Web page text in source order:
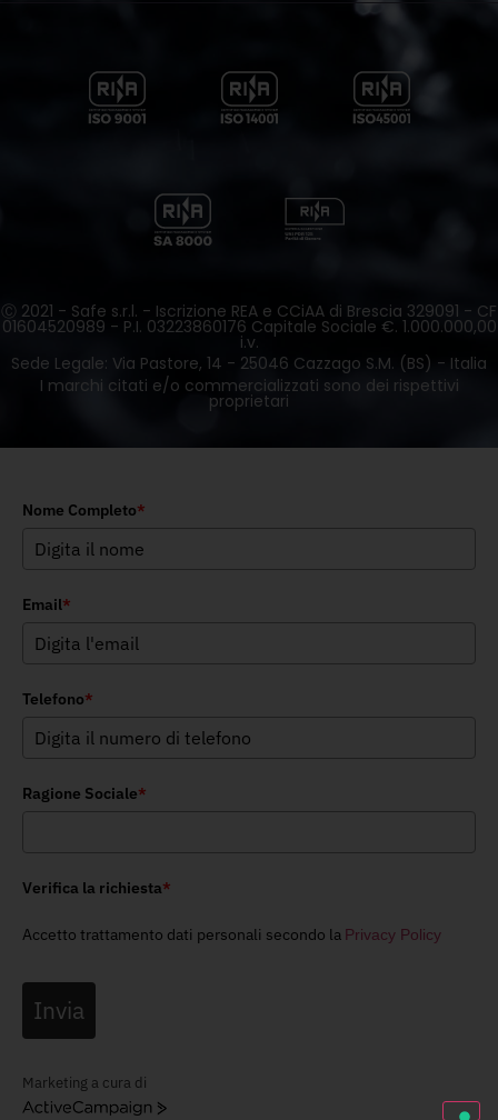
Ⓒ 2021 - Safe s.r.l. - Iscrizione REA e CCiAA di Brescia 329091 - CF
01604520989 - P.I. 03223860176 Capitale Sociale €. 1.000.000,00
i.v.
Sede Legale: Via Pastore, 14 - 25046 Cazzago S.M. (BS) - Italia
I marchi citati e/o commercializzati sono dei rispettivi
proprietari
Nome Completo*
Email*
Telefono*
Ragione Sociale*
Verifica la richiesta*
Accetto trattamento dati personali secondo la Privacy Policy
Invia
Marketing a cura di
ActiveCampaign